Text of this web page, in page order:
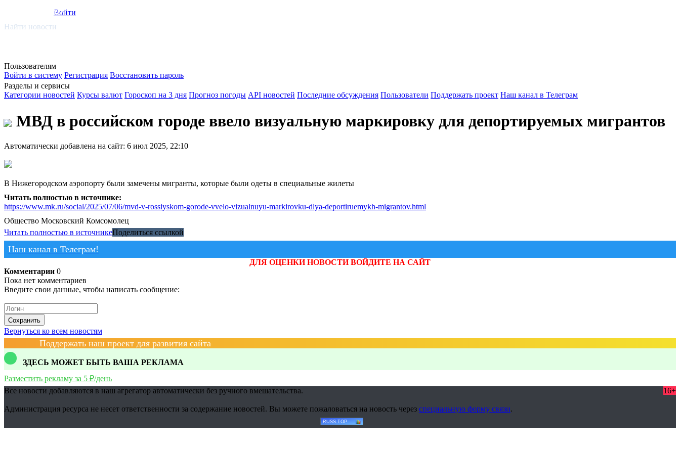
smi.mobi
Войти
Найти новости
Пользователям
Войти в систему Регистрация Восстановить пароль
Разделы и сервисы
Категории новостей Курсы валют Гороскоп на 3 дня Прогноз погоды API новостей Последние обсуждения Пользователи Поддержать проект Наш канал в Телеграм
МВД в российском городе ввело визуальную маркировку для депортируемых мигрантов
Автоматически добавлена на сайт: 6 июл 2025, 22:10
В Нижегородском аэропорту были замечены мигранты, которые были одеты в специальные жилеты
Читать полностью в источнике:
https://www.mk.ru/social/2025/07/06/mvd-v-rossiyskom-gorode-vvelo-vizualnuyu-markirovku-dlya-deportiruemykh-migrantov.html
Общество Московский Комсомолец
Читать полностью в источникеПоделиться ссылкой
Наш канал в Телеграм!
ДЛЯ ОЦЕНКИ НОВОСТИ ВОЙДИТЕ НА САЙТ
Комментарии 0
Пока нет комментариев
Введите свои данные, чтобы написать сообщение:
Сохранить
Вернуться ко всем новостям
Поддержать наш проект для развития сайта
ЗДЕСЬ МОЖЕТ БЫТЬ ВАША РЕКЛАМА
Разместить рекламу за 5 ₽/день
Все новости добавляются в наш агрегатор автоматически без ручного вмешательства.
16+
Администрация ресурса не несет ответственности за содержание новостей. Вы можете пожаловаться на новость через специальную форму связи.